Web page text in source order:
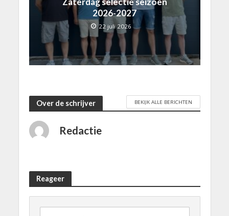
2026-2027
22 juli 2026
Over de schrijver BEKIJK ALLE BERICHTEN
Redactie
Reageer